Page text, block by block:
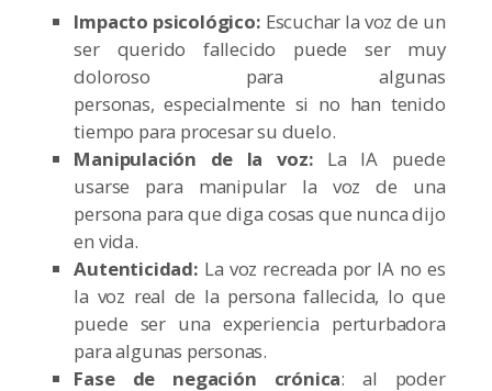
Impacto psicológico: Escuchar la voz de un
ser querido fallecido puede ser muy
doloroso para algunas
personas, especialmente si no han tenido
tiempo para procesar su duelo.
Manipulación de la voz: La IA puede
usarse para manipular la voz de una
persona para que diga cosas que nunca dijo
en vida.
Autenticidad: La voz recreada por IA no es
la voz real de la persona fallecida, lo que
puede ser una experiencia perturbadora
para algunas personas.
Fase de negación crónica: al poder